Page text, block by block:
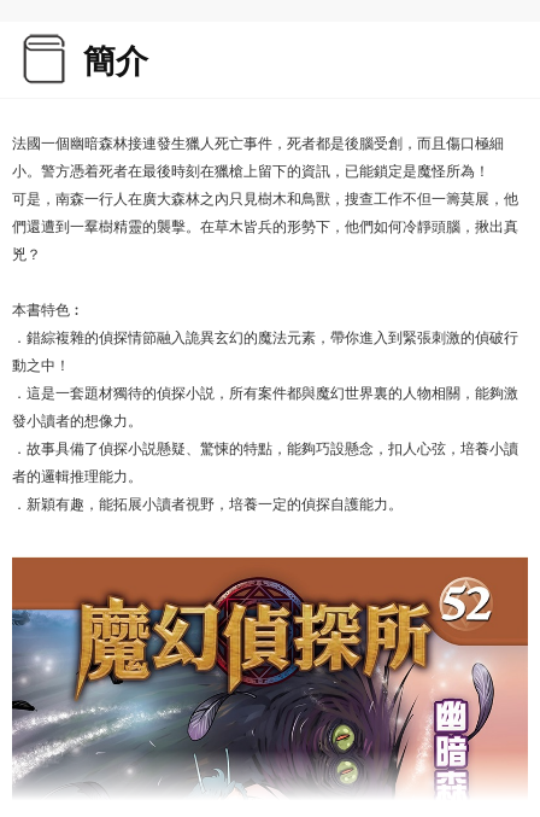
簡介
法國一個幽暗森林接連發生獵人死亡事件，死者都是後腦受創，而且傷口極細
小。警方憑着死者在最後時刻在獵槍上留下的資訊，已能鎖定是魔怪所為！
可是，南森一行人在廣大森林之內只見樹木和鳥獸，搜查工作不但一籌莫展，他
們還遭到一羣樹精靈的襲擊。在草木皆兵的形勢下，他們如何冷靜頭腦，揪出真
兇？
本書特色︰
．錯綜複雜的偵探情節融入詭異玄幻的魔法元素，帶你進入到緊張刺激的偵破行
動之中！
．這是一套題材獨待的偵探小説，所有案件都與魔幻世界裏的人物相關，能夠激
發小讀者的想像力。
．故事具備了偵探小説懸疑、驚悚的特點，能夠巧設懸念，扣人心弦，培養小讀
者的邏輯推理能力。
．新穎有趣，能拓展小讀者視野，培養一定的偵探自護能力。